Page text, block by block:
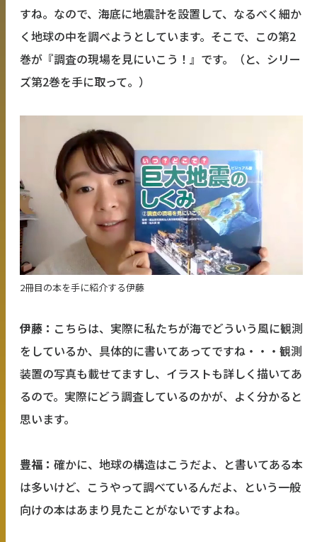
すね。なので、海底に地震計を設置して、なるべく細か
く地球の中を調べようとしています。そこで、この第2
巻が『調査の現場を見にいこう！』です。（と、シリー
ズ第2巻を手に取って。）
2冊目の本を手に紹介する伊藤
伊藤： こちらは、実際に私たちが海でどういう風に観測
をしているか、具体的に書いてあってですね・・・観測
装置の写真も載せてますし、イラストも詳しく描いてあ
るので。実際にどう調査しているのかが、よく分かると
思います。
豊福： 確かに、地球の構造はこうだよ、と書いてある本
は多いけど、こうやって調べているんだよ、という一般
向けの本はあまり見たことがないですよね。